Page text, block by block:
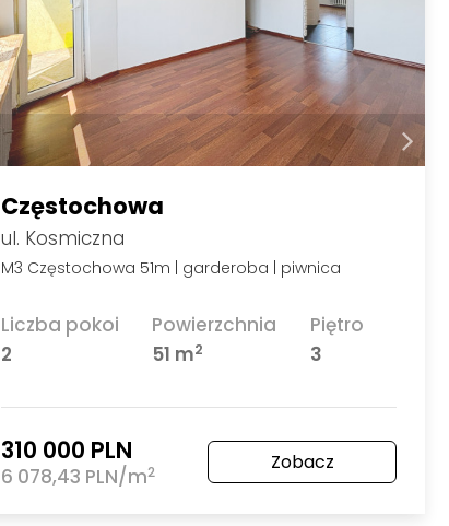
Częstochowa
ul. Kosmiczna
M3 Częstochowa 51m | garderoba | piwnica
Liczba pokoi
2
Powierzchnia
51 m2
Piętro
3
310 000 PLN
6 078,43 PLN/m2 Zobacz